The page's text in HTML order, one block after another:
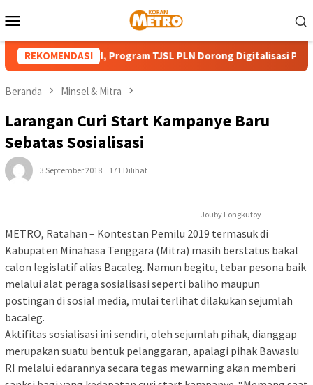
ke
Mobile
REKOMENDASI
HUT ke-81 RI, Program TJSL PLN Dorong Digitalisasi
Beranda Minsel & Mitra
Larangan Curi Start Kampanye Baru
Sebatas Sosialisasi
3 September 2018 171 Dilihat
Jouby Longkutoy
METRO, Ratahan – Kontestan Pemilu 2019 termasuk di
Kabupaten Minahasa Tenggara (Mitra) masih berstatus bakal
calon legislatif alias Bacaleg. Namun begitu, tebar pesona baik
melalui alat peraga sosialisasi seperti baliho maupun
postingan di sosial media, mulai terlihat dilakukan sejumlah
bacaleg.
Aktifitas sosialisasi ini sendiri, oleh sejumlah pihak, dianggap
merupakan suatu bentuk pelanggaran, apalagi pihak Bawaslu
RI melalui edarannya secara tegas mewarning akan memberi